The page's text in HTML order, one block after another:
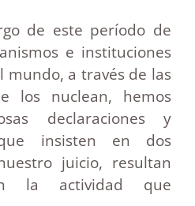
de este período de
e instituciones
mundo, a través de las
los nuclean, hemos
declaraciones y
que insisten en dos
juicio, resultan
la actividad que